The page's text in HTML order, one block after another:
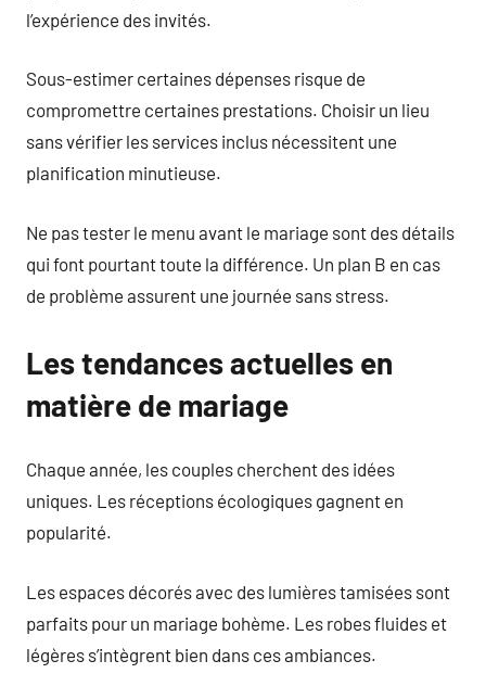
l’expérience des invités.
Sous-estimer certaines dépenses risque de
compromettre certaines prestations. Choisir un lieu
sans vérifier les services inclus nécessitent une
planification minutieuse.
Ne pas tester le menu avant le mariage sont des détails
qui font pourtant toute la différence. Un plan B en cas
de problème assurent une journée sans stress.
Les tendances actuelles en
matière de mariage
Chaque année, les couples cherchent des idées
uniques. Les réceptions écologiques gagnent en
popularité.
Les espaces décorés avec des lumières tamisées sont
parfaits pour un mariage bohème. Les robes fluides et
légères s’intègrent bien dans ces ambiances.